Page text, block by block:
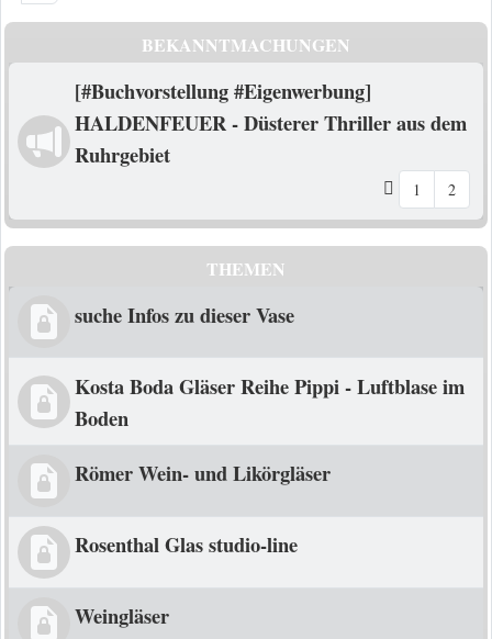
BEKANNTMACHUNGEN
[#Buchvorstellung #Eigenwerbung]
HALDENFEUER - Düsterer Thriller aus dem
Ruhrgebiet
1 2
THEMEN
suche Infos zu dieser Vase
Kosta Boda Gläser Reihe Pippi - Luftblase im
Boden
Römer Wein- und Likörgläser
Rosenthal Glas studio-line
Weingläser